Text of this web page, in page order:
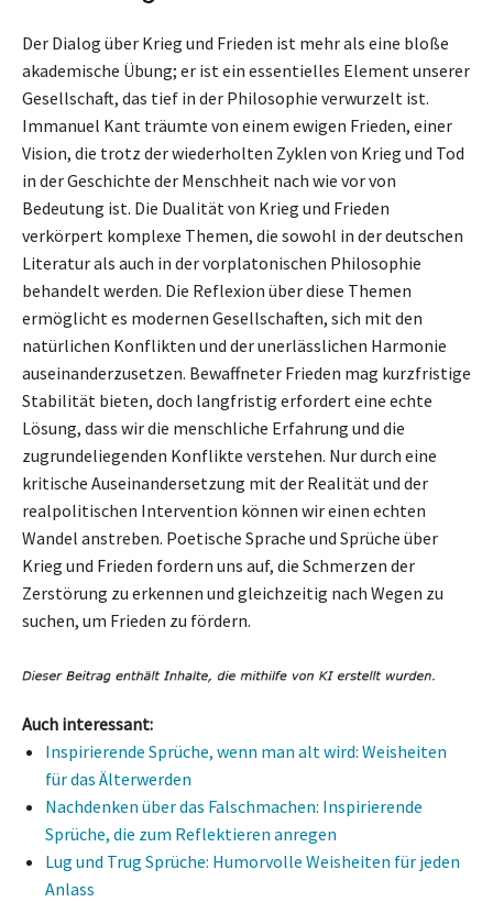
Der Dialog über Krieg und Frieden ist mehr als eine bloße
akademische Übung; er ist ein essentielles Element unserer
Gesellschaft, das tief in der Philosophie verwurzelt ist.
Immanuel Kant träumte von einem ewigen Frieden, einer
Vision, die trotz der wiederholten Zyklen von Krieg und Tod
in der Geschichte der Menschheit nach wie vor von
Bedeutung ist. Die Dualität von Krieg und Frieden
verkörpert komplexe Themen, die sowohl in der deutschen
Literatur als auch in der vorplatonischen Philosophie
behandelt werden. Die Reflexion über diese Themen
ermöglicht es modernen Gesellschaften, sich mit den
natürlichen Konflikten und der unerlässlichen Harmonie
auseinanderzusetzen. Bewaffneter Frieden mag kurzfristige
Stabilität bieten, doch langfristig erfordert eine echte
Lösung, dass wir die menschliche Erfahrung und die
zugrundeliegenden Konflikte verstehen. Nur durch eine
kritische Auseinandersetzung mit der Realität und der
realpolitischen Intervention können wir einen echten
Wandel anstreben. Poetische Sprache und Sprüche über
Krieg und Frieden fordern uns auf, die Schmerzen der
Zerstörung zu erkennen und gleichzeitig nach Wegen zu
suchen, um Frieden zu fördern.
Auch interessant:
Inspirierende Sprüche, wenn man alt wird: Weisheiten
für das Älterwerden
Nachdenken über das Falschmachen: Inspirierende
Sprüche, die zum Reflektieren anregen
Lug und Trug Sprüche: Humorvolle Weisheiten für jeden
Anlass